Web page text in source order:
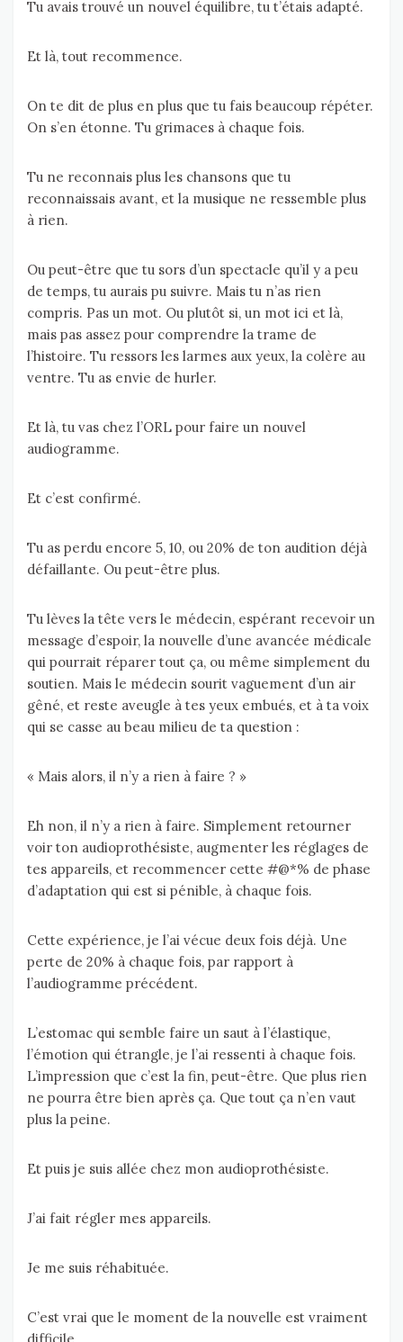
Tu avais trouvé un nouvel équilibre, tu t’étais adapté.
Et là, tout recommence.
On te dit de plus en plus que tu fais beaucoup répéter.
On s’en étonne. Tu grimaces à chaque fois.
Tu ne reconnais plus les chansons que tu
reconnaissais avant, et la musique ne ressemble plus
à rien.
Ou peut-être que tu sors d’un spectacle qu’il y a peu
de temps, tu aurais pu suivre. Mais tu n’as rien
compris. Pas un mot. Ou plutôt si, un mot ici et là,
mais pas assez pour comprendre la trame de
l’histoire. Tu ressors les larmes aux yeux, la colère au
ventre. Tu as envie de hurler.
Et là, tu vas chez l’ORL pour faire un nouvel
audiogramme.
Et c’est confirmé.
Tu as perdu encore 5, 10, ou 20% de ton audition déjà
défaillante. Ou peut-être plus.
Tu lèves la tête vers le médecin, espérant recevoir un
message d’espoir, la nouvelle d’une avancée médicale
qui pourrait réparer tout ça, ou même simplement du
soutien. Mais le médecin sourit vaguement d’un air
gêné, et reste aveugle à tes yeux embués, et à ta voix
qui se casse au beau milieu de ta question :
« Mais alors, il n’y a rien à faire ? »
Eh non, il n’y a rien à faire. Simplement retourner
voir ton audioprothésiste, augmenter les réglages de
tes appareils, et recommencer cette #@*% de phase
d’adaptation qui est si pénible, à chaque fois.
Cette expérience, je l’ai vécue deux fois déjà. Une
perte de 20% à chaque fois, par rapport à
l’audiogramme précédent.
L’estomac qui semble faire un saut à l’élastique,
l’émotion qui étrangle, je l’ai ressenti à chaque fois.
L’impression que c’est la fin, peut-être. Que plus rien
ne pourra être bien après ça. Que tout ça n’en vaut
plus la peine.
Et puis je suis allée chez mon audioprothésiste.
J’ai fait régler mes appareils.
Je me suis réhabituée.
C’est vrai que le moment de la nouvelle est vraiment
difficile.